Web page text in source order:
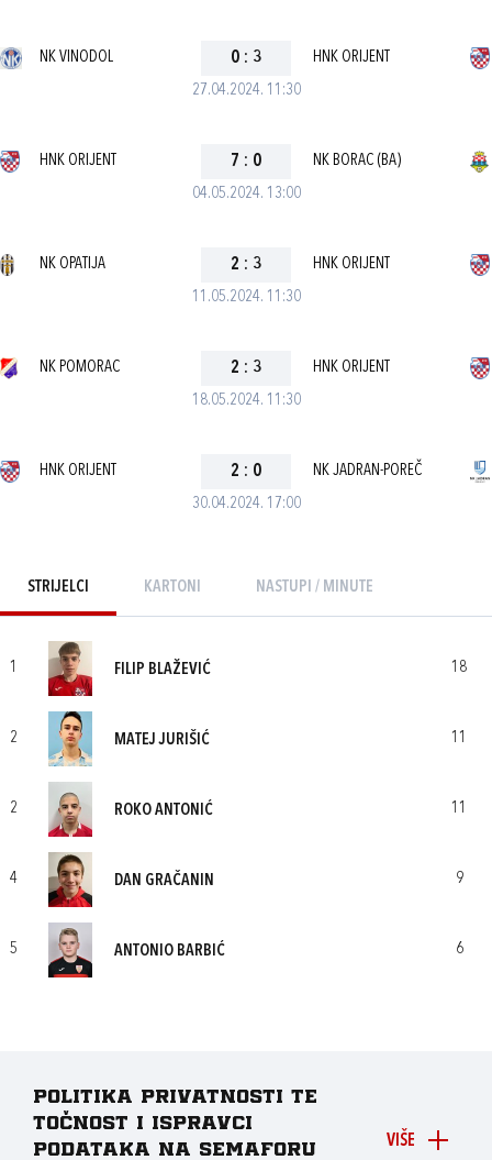
27.04.2024. 11:30
NK VINODOL 0 : 3 HNK ORIJENT
04.05.2024. 13:00
HNK ORIJENT 7 : 0 NK BORAC (BA)
11.05.2024. 11:30
NK OPATIJA 2 : 3 HNK ORIJENT
18.05.2024. 11:30
NK POMORAC 2 : 3 HNK ORIJENT
30.04.2024. 17:00
HNK ORIJENT 2 : 0 NK JADRAN-POREČ
STRIJELCI KARTONI NASTUPI / MINUTE
1 FILIP BLAŽEVIĆ 18
2 MATEJ JURIŠIĆ 11
2 ROKO ANTONIĆ 11
4 DAN GRAČANIN 9
5 ANTONIO BARBIĆ 6
VIŠE
Politika privatnosti te
točnost i ispravci
podataka na Semaforu